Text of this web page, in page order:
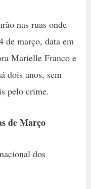
nas ruas onde
de março, data em
Marielle Franco e
dois anos, sem
pelo crime.
de Março
dos